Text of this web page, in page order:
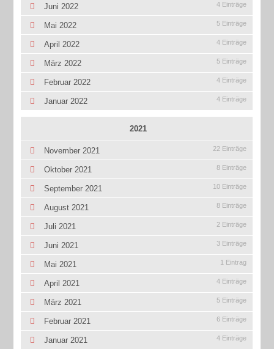
Juni 2022 4 Einträge
Mai 2022 5 Einträge
April 2022 4 Einträge
März 2022 5 Einträge
Februar 2022 4 Einträge
Januar 2022 4 Einträge
2021
November 2021 22 Einträge
Oktober 2021 8 Einträge
September 2021 10 Einträge
August 2021 8 Einträge
Juli 2021 2 Einträge
Juni 2021 3 Einträge
Mai 2021 1 Eintrag
April 2021 4 Einträge
März 2021 5 Einträge
Februar 2021 6 Einträge
Januar 2021 4 Einträge